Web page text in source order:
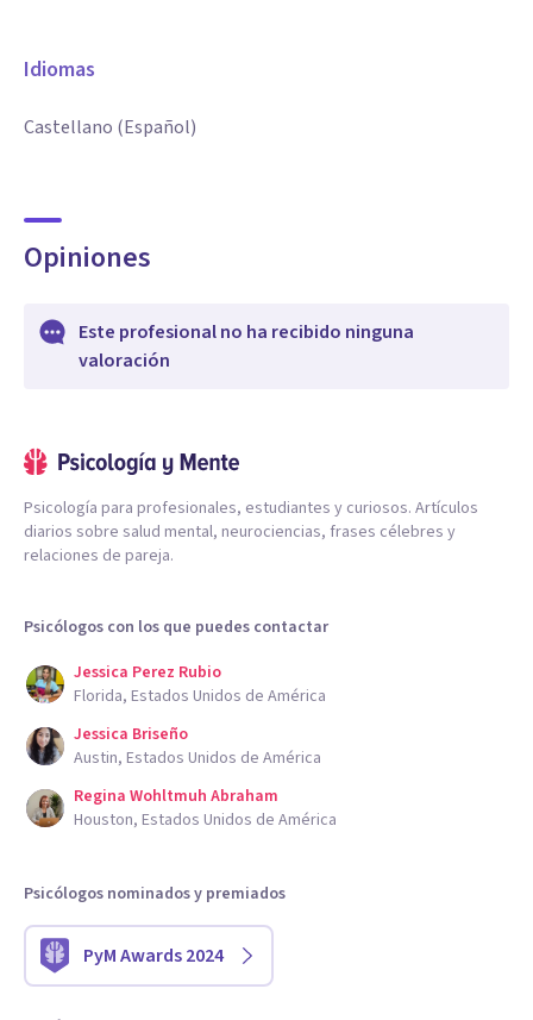
Idiomas
Castellano (Español)
Opiniones
Este profesional no ha recibido ninguna
valoración
Psicología para profesionales, estudiantes y curiosos. Artículos
diarios sobre salud mental, neurociencias, frases célebres y
relaciones de pareja.
Psicólogos con los que puedes contactar
Jessica Perez Rubio
Florida, Estados Unidos de América
Jessica Briseño
Austin, Estados Unidos de América
Regina Wohltmuh Abraham
Houston, Estados Unidos de América
Psicólogos nominados y premiados
PyM Awards 2024